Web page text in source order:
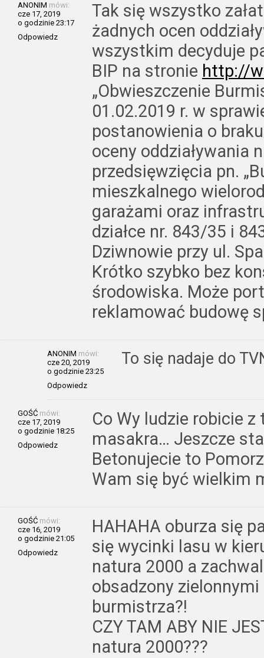
ANONIM mówi:
cze 17, 2019
o godzinie 23:17
Odpowiedz
Tak się wszystko
żadnych ocen
wszystkim decyduje
BIP na stronie http://
„Obwieszczenie
01.02.2019 r. w
postanowienia o
oceny oddziaływania
przedsięwzięcia pn.
mieszkalnego
garażami oraz
działce nr. 843/35 i
Dziwnowie przy ul.
Krótko szybko bez
środowiska. Może
reklamować budowę
ANONIM mówi:
cze 20, 2019
o godzinie 23:25
Odpowiedz
To się nadaje do
GOŚĆ mówi:
cze 17, 2019
o godzinie 18:25
Odpowiedz
Co Wy ludzie robicie
masakra… Jeszcze
Betonujecie to
Wam się być wielkim
GOŚĆ mówi:
cze 16, 2019
o godzinie 21:05
Odpowiedz
HAHAHA oburza się
się wycinki lasu w
natura 2000 a
obsadzony
burmistrza?!
CZY TAM ABY NIE
natura 2000???